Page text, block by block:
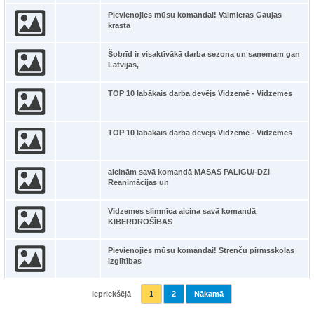
Pievienojies mūsu komandai! Valmieras Gaujas
krasta
Šobrīd ir visaktīvākā darba sezona un saņemam gan
Latvijas,
TOP 10 labākais darba devējs Vidzemē - Vidzemes
TOP 10 labākais darba devējs Vidzemē - Vidzemes
aicinām savā komandā MĀSAS PALĪGU/-DZI
Reanimācijas un
Vidzemes slimnīca aicina savā komandā
KIBERDROŠĪBAS
Pievienojies mūsu komandai! Strenču pirmsskolas
izglītības
Iepriekšējā 1 2 Nākamā